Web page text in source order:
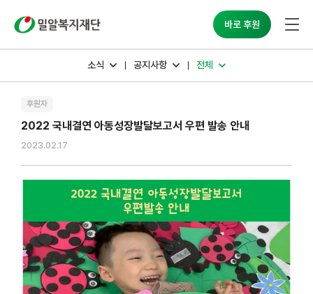
바로 후원
소식 공지사항 전체
후원자
2022 국내결연 아동성장발달보고서 우편 발송 안내
2023.02.17